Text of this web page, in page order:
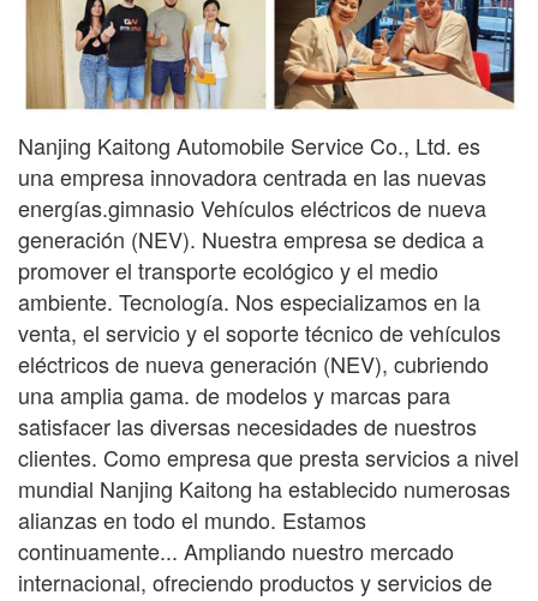
Nanjing Kaitong Automobile Service Co., Ltd. es
una empresa innovadora centrada en las nuevas
energías.gimnasio Vehículos eléctricos de nueva
generación (NEV). Nuestra empresa se dedica a
promover el transporte ecológico y el medio
ambiente. Tecnología. Nos especializamos en la
venta, el servicio y el soporte técnico de vehículos
eléctricos de nueva generación (NEV), cubriendo
una amplia gama. de modelos y marcas para
satisfacer las diversas necesidades de nuestros
clientes. Como empresa que presta servicios a nivel
mundial Nanjing Kaitong ha establecido numerosas
alianzas en todo el mundo. Estamos
continuamente... Ampliando nuestro mercado
internacional, ofreciendo productos y servicios de